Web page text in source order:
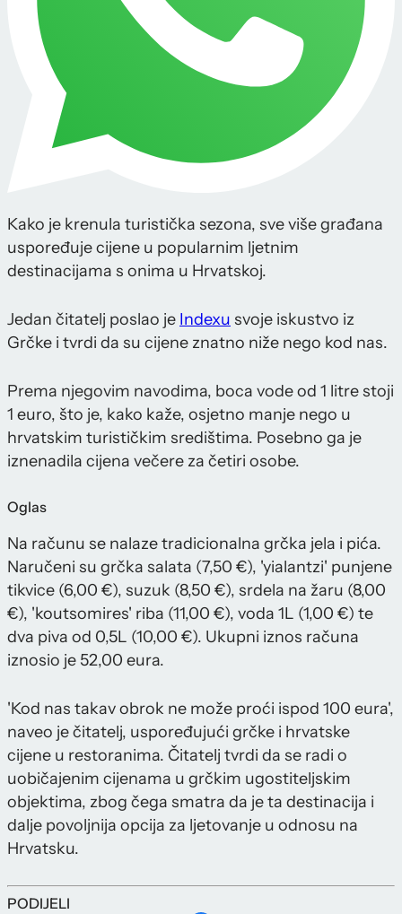
Kako je krenula turistička sezona, sve više građana
uspoređuje cijene u popularnim ljetnim
destinacijama s onima u Hrvatskoj.
Jedan čitatelj poslao je Indexu svoje iskustvo iz
Grčke i tvrdi da su cijene znatno niže nego kod nas.
Prema njegovim navodima, boca vode od 1 litre stoji
1 euro, što je, kako kaže, osjetno manje nego u
hrvatskim turističkim središtima. Posebno ga je
iznenadila cijena večere za četiri osobe.
Oglas
Na računu se nalaze tradicionalna grčka jela i pića.
Naručeni su grčka salata (7,50 €), 'yialantzi' punjene
tikvice (6,00 €), suzuk (8,50 €), srdela na žaru (8,00
€), 'koutsomires' riba (11,00 €), voda 1L (1,00 €) te
dva piva od 0,5L (10,00 €). Ukupni iznos računa
iznosio je 52,00 eura.
'Kod nas takav obrok ne može proći ispod 100 eura',
naveo je čitatelj, uspoređujući grčke i hrvatske
cijene u restoranima. Čitatelj tvrdi da se radi o
uobičajenim cijenama u grčkim ugostiteljskim
objektima, zbog čega smatra da je ta destinacija i
dalje povoljnija opcija za ljetovanje u odnosu na
Hrvatsku.
PODIJELI